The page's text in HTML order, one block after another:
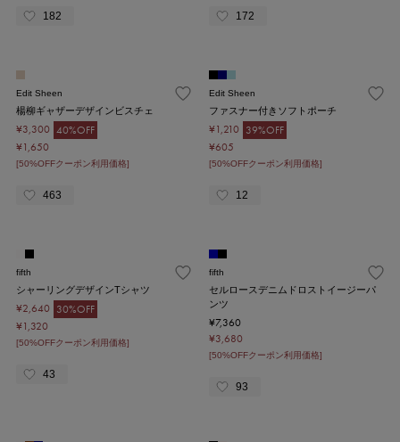
182 172
Edit Sheen
楊柳ギャザーデザインビスチェ
¥3,300 40%OFF
¥1,650
[50%OFFクーポン利用価格]
463
Edit Sheen
ファスナー付きソフトポーチ
¥1,210 39%OFF
¥605
[50%OFFクーポン利用価格]
12
fifth
シャーリングデザインTシャツ
¥2,640 30%OFF
¥1,320
[50%OFFクーポン利用価格]
43
fifth
セルロースデニムドロストイージーパ
ンツ
¥7,360
¥3,680
[50%OFFクーポン利用価格]
93